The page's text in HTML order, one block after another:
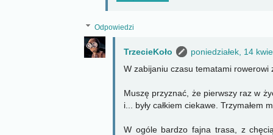
Odpowiedzi
TrzecieKoło
poniedziałek, 14
W zabijaniu czasu tematami rowerowi
Muszę przyznać, że pierwszy raz w
i... były całkiem ciekawe. Trzymałem
W ogóle bardzo fajna trasa, z